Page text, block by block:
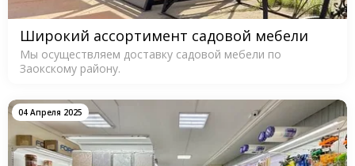
Широкий ассортимент садовой мебели
Мы осуществляем доставку садовой мебели по
Заокскому району.
04 Апреля 2025